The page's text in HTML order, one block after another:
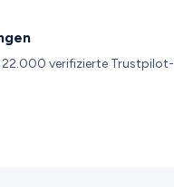
22.000 verifizierte Trustpilot-